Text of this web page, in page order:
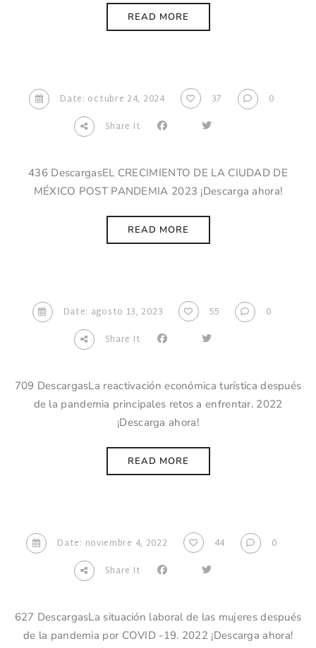
READ MORE
Date: octubre 24, 2024 37
0
Share It
436 DescargasEL CRECIMIENTO DE LA CIUDAD DE
MÉXICO POST PANDEMIA 2023 ¡Descarga ahora!
READ MORE
Date: agosto 13, 2023 55
0
Share It
709 DescargasLa reactivación económica turística después
de la pandemia principales retos a enfrentar. 2022
¡Descarga ahora!
READ MORE
Date: noviembre 4, 2022 44
0
Share It
627 DescargasLa situación laboral de las mujeres después
de la pandemia por COVID -19. 2022 ¡Descarga ahora!